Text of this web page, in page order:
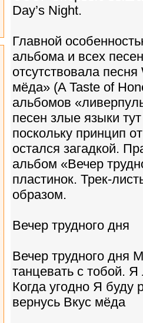
Day’s Night.
Главной
альбома и всех
отсутствовала
мёда» (A Taste of
альбомов
песен злые языки
поскольку принцип
остался загадкой.
альбом «Вечер
пластинок. Трек-
образом.
Вечер трудного дня
Вечер трудного дня
танцевать с тобой.
Когда угодно Я буду
вернусь Вкус мёда